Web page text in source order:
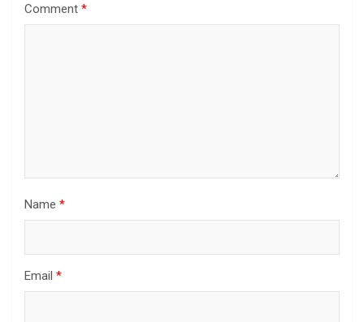
Comment *
Name *
Email *